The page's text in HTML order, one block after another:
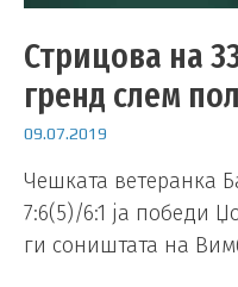
Стрицова на
гренд слем
09.07.2019
Чешката ветеранка
7:6(5)/6:1 ја победи
ги соништата на